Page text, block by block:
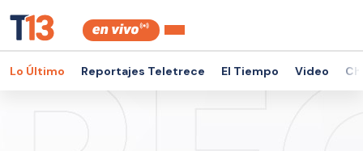
Lo Último Reportajes Teletrece El Tiempo Video